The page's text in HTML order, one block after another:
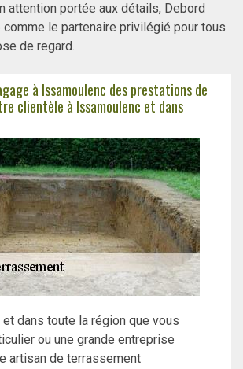
attention portée aux détails, Debord
le partenaire privilégié pour tous
de regard.
à Issamoulenc des prestations de
clientèle à Issamoulenc et dans
dans toute la région que vous
ou une grande entreprise
artisan de terrassement